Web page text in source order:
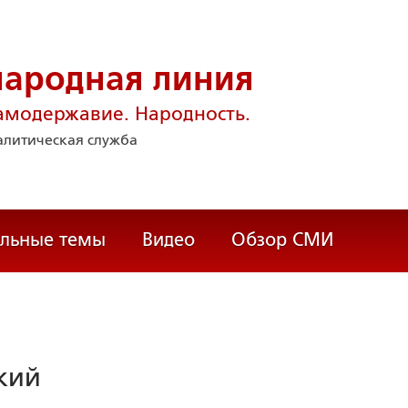
линия
Народность.
служба
темы Видео Обзор СМИ